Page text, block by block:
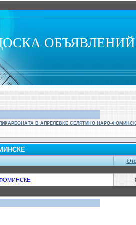
В АПРЕЛЕВКЕ СЕЛЯТИНО НАРО-